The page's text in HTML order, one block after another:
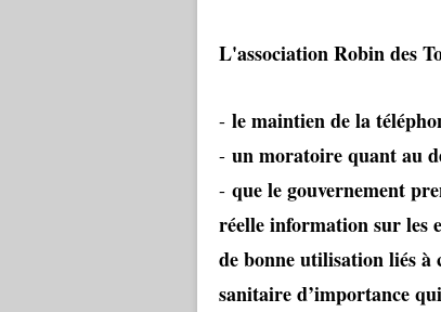
L'association Robin des
- le maintien de la
- un moratoire quant au
- que le gouvernement
réelle information sur les
de bonne utilisation liés à
sanitaire d’importance